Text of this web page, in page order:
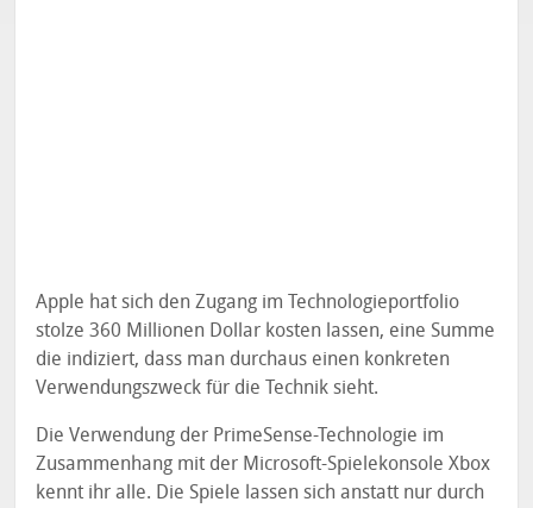
Apple hat sich den Zugang im Technologieportfolio
stolze 360 Millionen Dollar kosten lassen, eine Summe
die indiziert, dass man durchaus einen konkreten
Verwendungszweck für die Technik sieht.
Die Verwendung der PrimeSense-Technologie im
Zusammenhang mit der Microsoft-Spielekonsole Xbox
kennt ihr alle. Die Spiele lassen sich anstatt nur durch